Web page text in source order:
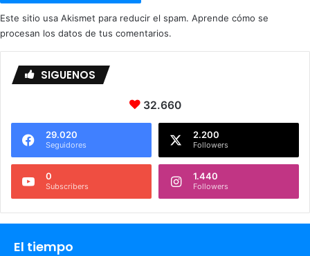
Este sitio usa Akismet para reducir el spam. Aprende cómo se
procesan los datos de tus comentarios.
SIGUENOS
32.660
29.020
Seguidores
2.200
Followers
0
Subscribers
1.440
Followers
El tiempo